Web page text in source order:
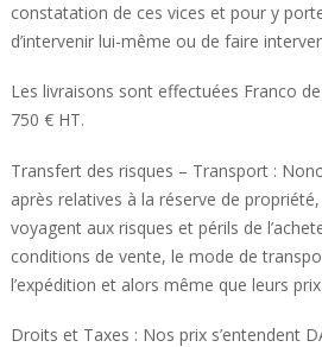
constatation de ces vices et pour y
d’intervenir lui-même ou de faire
Les livraisons sont effectuées Franco
750 € HT.
Transfert des risques – Transport :
après relatives à la réserve de
voyagent aux risques et périls de
conditions de vente, le mode de
l’expédition et alors même que leurs
Droits et Taxes : Nos prix s’entendent